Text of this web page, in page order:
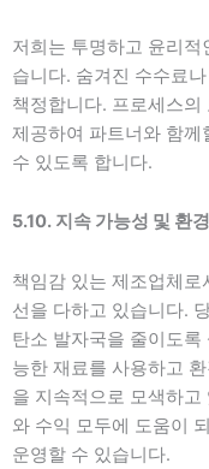
저희는 투명하고 윤리
습니다. 숨겨진 수수료
책정합니다. 프로세스
제공하여 파트너와 함
수 있도록 합니다.
5.10. 지속 가능성 및 환
책임감 있는 제조업체
선을 다하고 있습니다.
탄소 발자국을 줄이도
능한 재료를 사용하고
을 지속적으로 모색하
와 수익 모두에 도움이
운영할 수 있습니다.